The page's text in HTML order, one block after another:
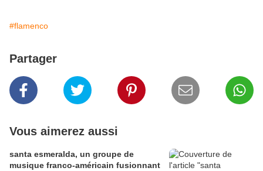
#flamenco
Partager
Vous aimerez aussi
santa esmeralda, un groupe de
musique franco-américain fusionnant